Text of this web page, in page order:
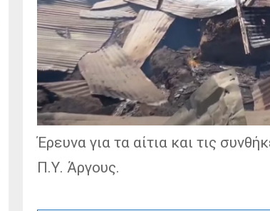
Έρευνα για τα αίτια και τις
Π.Υ. Άργους.